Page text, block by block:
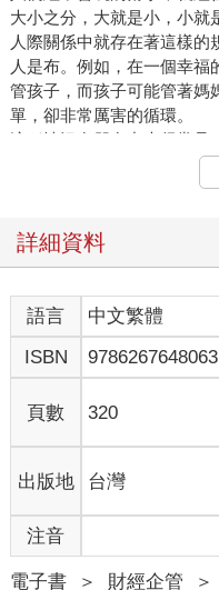
大小之分，大就是小，小就
人際關係中就存在著這樣
人是布。例如，在一個幸
管孩子，而孩子可能管著媽
單，卻非常厲害的循環。
這種情況在朋友中也很常見
能把他管得服服貼貼的。
分析，我們也可以認為這
生活中存在各種博弈遊戲，
弈遊戲。例如，你想跟一個
密成為朋友，這樣你跟女朋
幾句好話。結婚後，你還要
父、岳母，萬一你跟老婆
這樣一來，在你看中的人、
你就已經做好了「剪刀、石
刻發揮效用。
我某位朋友家聘請的廚師阿
吃。每次一些比較重要的人
子吃給大家，眾人吃著香，
很多跟這位朋友熟悉的企業
詳細資料
語言 中文繁體
ISBN
9786267648063
頁數 320
出版地 台灣
注音
電子書 ＞ 財經企管 ＞